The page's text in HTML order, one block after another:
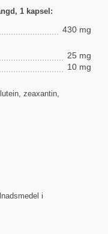
1 kapsel:
430 mg
25 mg
10 mg
zeaxantin,
i